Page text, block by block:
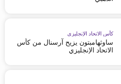
كأس الاتحاد الإنجليزي
ساوثهامبتون يزيح آرسنال من كأس
الاتحاد الإنجليزي